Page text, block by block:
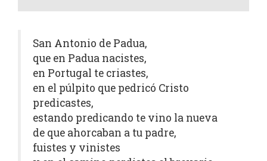
San Antonio de Padua,
que en Padua nacistes,
en Portugal te criastes,
en el púlpito que pedricó Cristo
predicastes,
estando predicando te vino la nueva
de que ahorcaban a tu padre,
fuistes y vinistes